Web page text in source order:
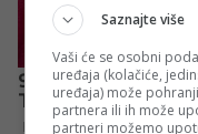
Saznajte više
Vaši će se osobni
uređaja (kolačiće,
uređaja) može
partnera ili ih može
partneri možemo